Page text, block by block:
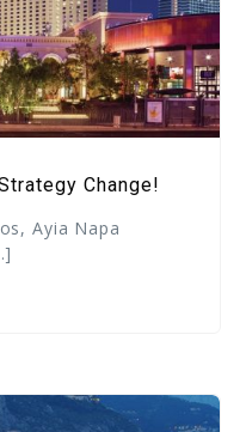
Change!
Ayia Napa